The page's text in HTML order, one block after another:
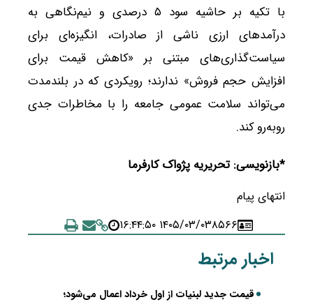
با تکیه بر حاشیه سود ۵ درصدی و نیم‌نگاهی به
درآمدهای ارزی ناشی از صادرات، انگیزه‌ای برای
سیاست‌گذاری‌های مبتنی بر «کاهش قیمت برای
افزایش حجم فروش» ندارند؛ رویکردی که در بلندمدت
می‌تواند سلامت عمومی جامعه را با مخاطرات جدی
روبه‌رو کند.
*بازنویسی: تحریریه پژواک کارفرما
انتهای پیام
۸۵۶۶۱۴۰۵/۰۳/۰۳ ۱۶:۴۴:۵۰
اخبار مرتبط
قیمت جدید لبنیات از اول خرداد اعمال می‌شود؛